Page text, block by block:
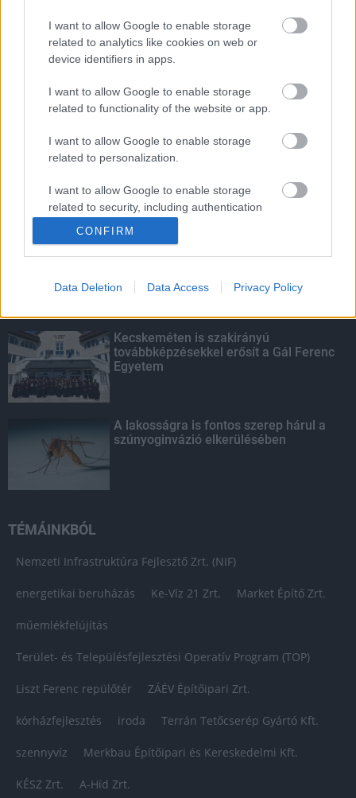
I want to allow Google to enable storage
related to analytics like cookies on web or
device identifiers in apps.
I want to allow Google to enable storage
related to functionality of the website or app.
I want to allow Google to enable storage
related to personalization.
I want to allow Google to enable storage
related to security, including authentication
CONFIRM
Data Deletion Data Access Privacy Policy
Paks II.: Mit jelent az 5. blokk új
mérföldköve a felülvizsgálat
árnyékában?
Fontos a postaládákba költöző
KIEMELT
Megérkezett az eső a Duna
Kecskeméten is szakirányú
továbbképzésekkel erősít a Gál Ferenc
Egyetem
A lakosságra is fontos szerep hárul a
szúnyoginvázió elkerülésében
TÉMÁINKBÓL
Nemzeti Infrastruktúra Fejlesztő Zrt. (NIF)
energetikai beruházás Ke-Víz 21 Zrt. Market Építő Zrt.
műemlékfelújítás
Terület- és Településfejlesztési Operatív Program (TOP)
Liszt Ferenc repülőtér ZÁÉV Építőipari Zrt.
kórházfejlesztés iroda Terrán Tetőcserép Gyártó Kft.
szennyvíz Merkbau Építőipari és Kereskedelmi Kft.
KÉSZ Zrt. A-Híd Zrt.